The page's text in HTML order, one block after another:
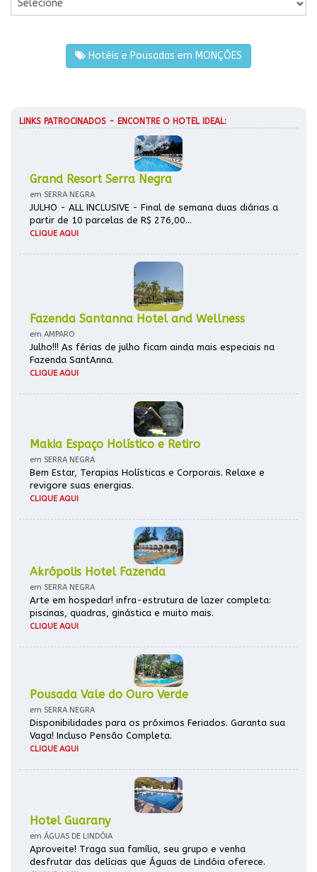
Hotéis e Pousadas em MONÇÕES
LINKS PATROCINADOS - ENCONTRE O HOTEL IDEAL:
Grand Resort Serra Negra
em SERRA NEGRA
JULHO - ALL INCLUSIVE - Final de semana duas diárias a
partir de 10 parcelas de R$ 276,00...
CLIQUE AQUI
Fazenda Santanna Hotel and Wellness
em AMPARO
Julho!!! As férias de julho ficam ainda mais especiais na
Fazenda SantAnna.
CLIQUE AQUI
Makia Espaço Holístico e Retiro
em SERRA NEGRA
Bem Estar, Terapias Holísticas e Corporais. Relaxe e
revigore suas energias.
CLIQUE AQUI
Akrópolis Hotel Fazenda
em SERRA NEGRA
Arte em hospedar! infra-estrutura de lazer completa:
piscinas, quadras, ginástica e muito mais.
CLIQUE AQUI
Pousada Vale do Ouro Verde
em SERRA NEGRA
Disponibilidades para os próximos Feriados. Garanta sua
Vaga! Incluso Pensão Completa.
CLIQUE AQUI
Hotel Guarany
em ÁGUAS DE LINDÓIA
Aproveite! Traga sua família, seu grupo e venha
desfrutar das delícias que Águas de Lindóia oferece.